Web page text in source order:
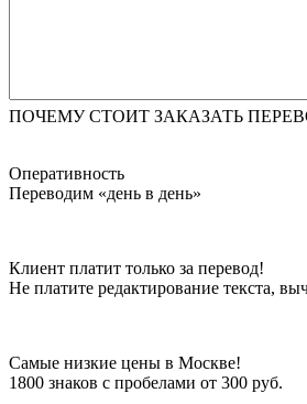
ПОЧЕМУ СТОИТ ЗАКАЗАТЬ
Оперативность
Переводим «день в день»
Клиент платит только за перевод!
Не платите редактирование текста,
Самые низкие цены в Москве!
1800 знаков с пробелами от 300 руб.